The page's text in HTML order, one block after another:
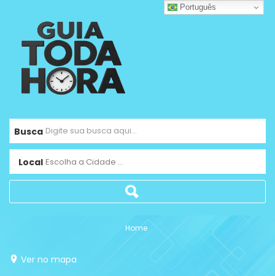
Busca
Local Escolha a Cidade ...
Home
Ver no mapa
Português